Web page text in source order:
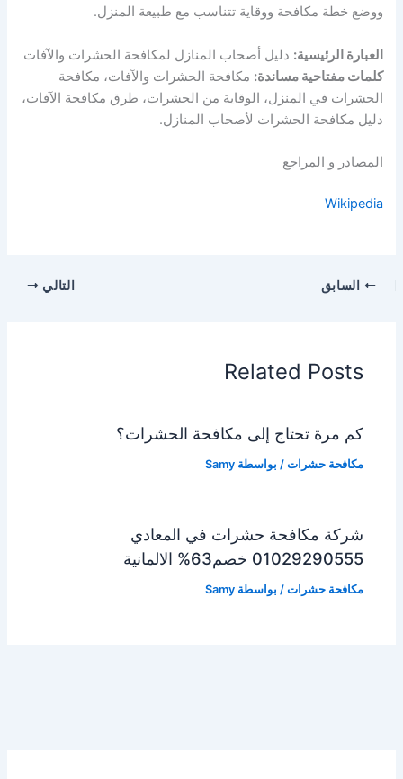
ووضع خطة مكافحة ووقاية تتناسب مع طبيعة المنزل.
العبارة الرئيسية: دليل أصحاب المنازل لمكافحة الحشرات والآفات
كلمات مفتاحية مساندة: مكافحة الحشرات والآفات، مكافحة
الحشرات في المنزل، الوقاية من الحشرات، طرق مكافحة الآفات،
دليل مكافحة الحشرات لأصحاب المنازل.
المصادر و المراجع
Wikipedia
السابق التالي
Related Posts
كم مرة تحتاج إلى مكافحة الحشرات؟
مكافحة حشرات / بواسطة Samy
شركة مكافحة حشرات في المعادي
01029290555 خصم63% الالمانية
مكافحة حشرات / بواسطة Samy